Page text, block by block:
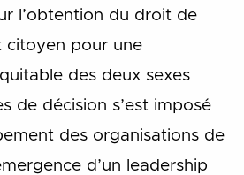
l’obtention du droit de
citoyen pour une
des deux sexes
de décision s’est imposé
des organisations de
d’un leadership